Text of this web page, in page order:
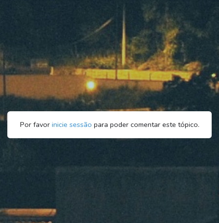
Por favor inicie sessão para poder comentar este tópico.